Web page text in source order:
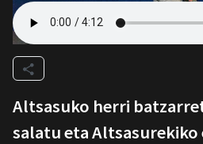
Altsasuko herri
salatu eta